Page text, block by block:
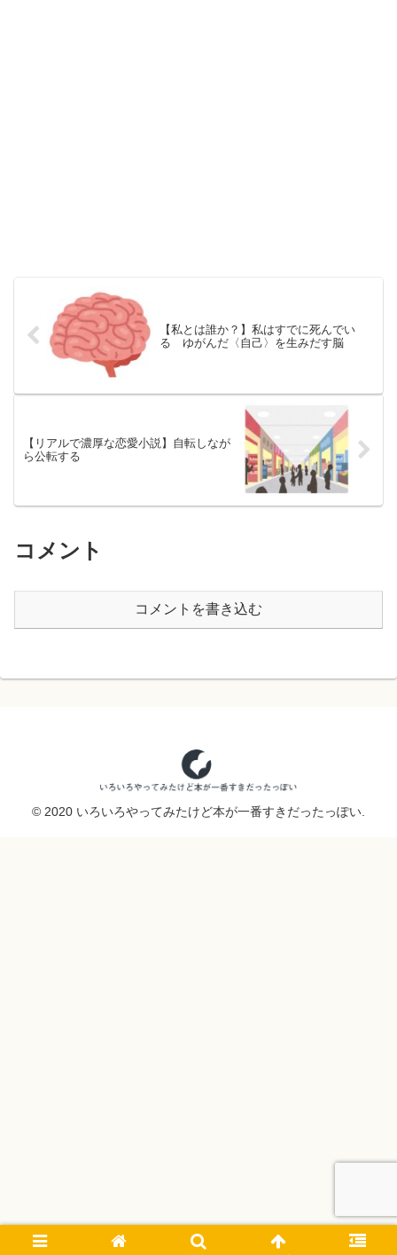
【私とは誰か？】私はすでに死んでい
る ゆがんだ〈自己〉を生みだす脳
【リアルで濃厚な恋愛小説】自転しなが
ら公転する
コメント
コメントを書き込む
© 2020 いろいろやってみたけど本が一番すきだったっぽい.